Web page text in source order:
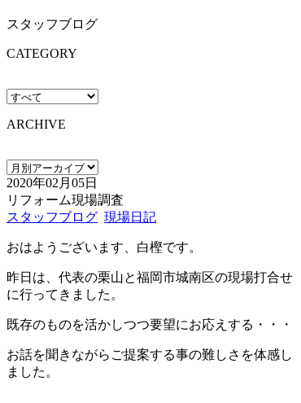
スタッフブログ
CATEGORY
ARCHIVE
2020年02月05日
リフォーム現場調査
スタッフブログ 現場日記
おはようございます、白樫です。
昨日は、代表の栗山と福岡市城南区の現場打合せ
に行ってきました。
既存のものを活かしつつ要望にお応えする・・・
お話を聞きながらご提案する事の難しさを体感し
ました。